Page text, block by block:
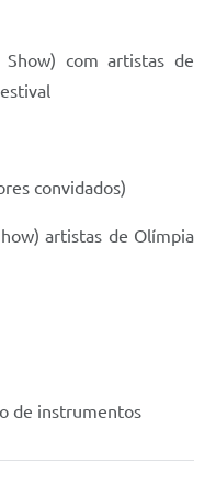
com artistas de
convidados)
artistas de Olímpia
de instrumentos